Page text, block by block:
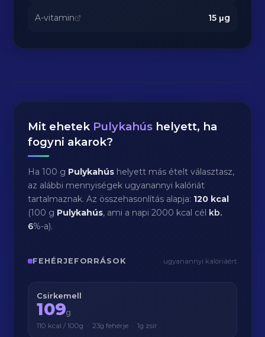
A-vitamin 15μg
Mit ehetek Pulykahús helyett, ha
fogyni akarok?
Ha 100 g Pulykahús helyett más ételt választasz,
az alábbi mennyiségek ugyanannyi kalóriát
tartalmaznak. Az összehasonlítás alapja: 120 kcal
(100 g Pulykahús, ami a napi 2000 kcal cél kb.
6%-a).
FEHÉRJEFORRÁSOK ugyanannyi kalóriáért
Csirkemell
109g
110 kcal / 100g · 23g fehérje · 1g zsír